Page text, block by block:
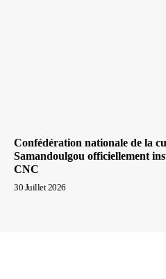
Confédération nationale de la
Samandoulgou officiellement
CNC
30 Juillet 2026